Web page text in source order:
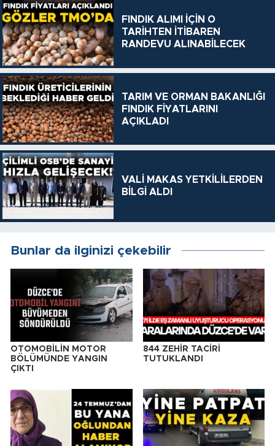
FINDIK ALIMI İÇİN O
TARİHTEN İTİBAREN
RANDEVU ALINABİLECEK
TARIM VE ORMAN BAKANLIĞI
FINDIK FİYATLARINI
AÇIKLADI
VALİ MAKAS YETKİLİLERDEN
BİLGİ ALDI
Bunlar da ilginizi çekebilir
OTOMOBİLİN MOTOR
BÖLÜMÜNDE YANGIN
ÇIKTI
844 ZEHİR TACİRİ
TUTUKLANDI